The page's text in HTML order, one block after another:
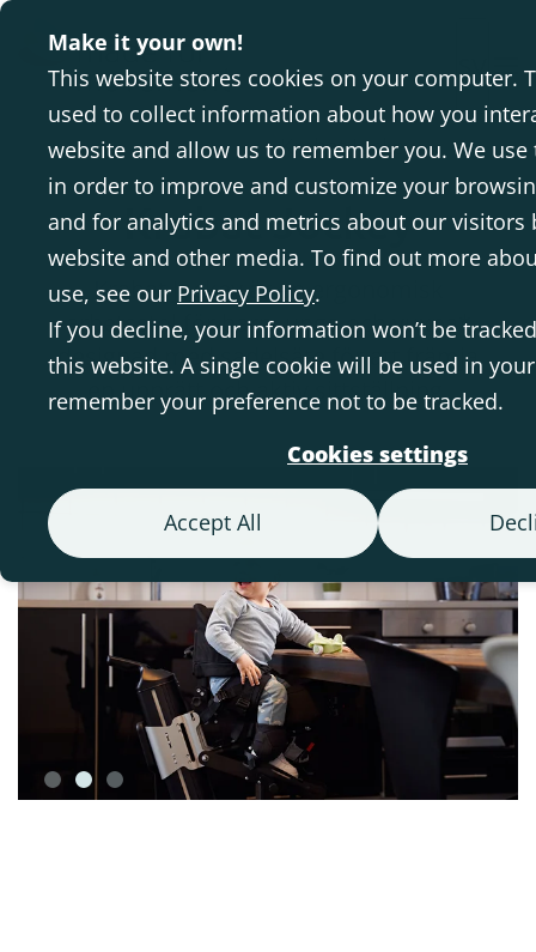
Make it your own!
This website stores cookies on your computer.
used to collect information about how you
website and allow us to remember you. We
in order to improve and customize your
and for analytics and metrics about our visitors
website and other media. To find out more
use, see our Privacy Policy.
If you decline, your information won’t be
this website. A single cookie will be used in
remember your preference not to be tracked.
Cookies settings
Accept All
SV
Hem Arbetsstol Krabat Jockey
Krabat Jockey
Krabat Jockey är en ergonomisk
arbetsstol för barn, unga och vuxna*
designad med sadelsäte för att främja
en upprätt och aktiv sittställning.